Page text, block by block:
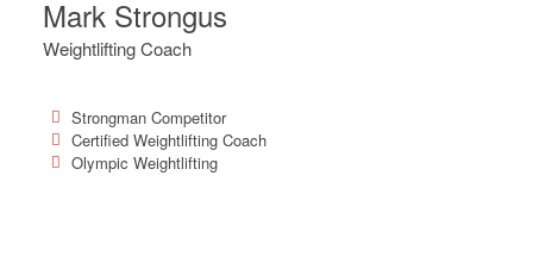
Mark Strongus
Weightlifting Coach
Strongman Competitor
Certified Weightlifting Coach
Olympic Weightlifting